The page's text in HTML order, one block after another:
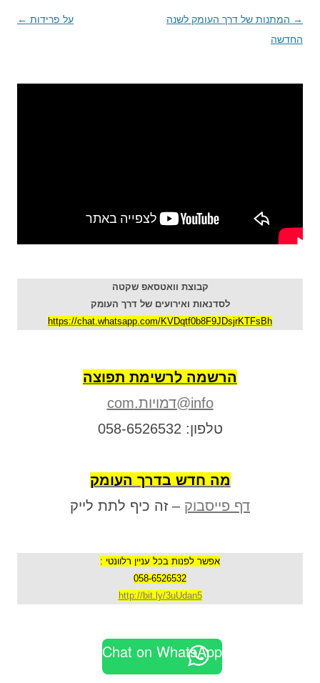
ניווט
בפוסטים
→ המתנות של דרך העומק לשנה
החדשה
על פרידות ←
קבוצת וואטסאפ שקטה
לסדנאות ואירועים של דרך העומק
https://chat.whatsapp.com/KVDqtf0b8F9JDsjrKTFsBh
הרשמה לרשימת תפוצה
info@דמויות.com
טלפון: 058-6526532
מה חדש בדרך העומק
דף פייסבוק – זה כיף לתת לייק
אפשר לפנות בכל עניין רלוונטי :
058-6526532
http://bit.ly/3uUdan5
Chat on WhatsApp